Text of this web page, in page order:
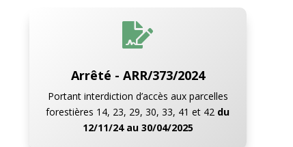

Arrêté - ARR/373/2024
Portant interdiction d’accès aux parcelles
forestières 14, 23, 29, 30, 33, 41 et 42 du
12/11/24 au 30/04/2025